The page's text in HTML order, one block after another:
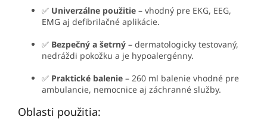
✅ Univerzálne použitie – vhodný pre EKG, EEG,
EMG aj defibrilačné aplikácie.
✅ Bezpečný a šetrný – dermatologicky testovaný,
nedráždi pokožku a je hypoalergénny.
✅ Praktické balenie – 260 ml balenie vhodné pre
ambulancie, nemocnice aj záchranné služby.
Oblasti použitia: